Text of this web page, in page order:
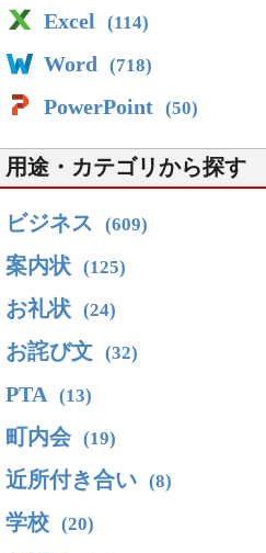
Excel (114)
Word (718)
PowerPoint (50)
用途・カテゴリから探す
ビジネス (609)
案内状 (125)
お礼状 (24)
お詫び文 (32)
PTA (13)
町内会 (19)
近所付き合い (8)
学校 (20)